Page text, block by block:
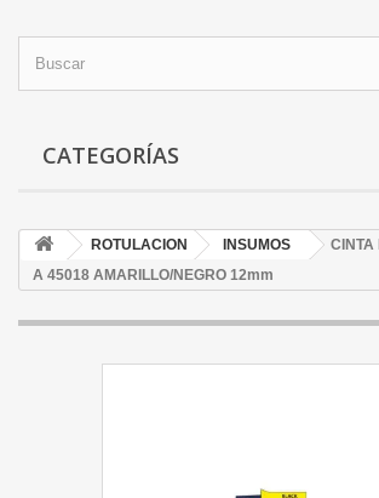
CATEGORÍAS
ROTULACION INSUMOS
CINTA
A 45018 AMARILLO/NEGRO 12mm